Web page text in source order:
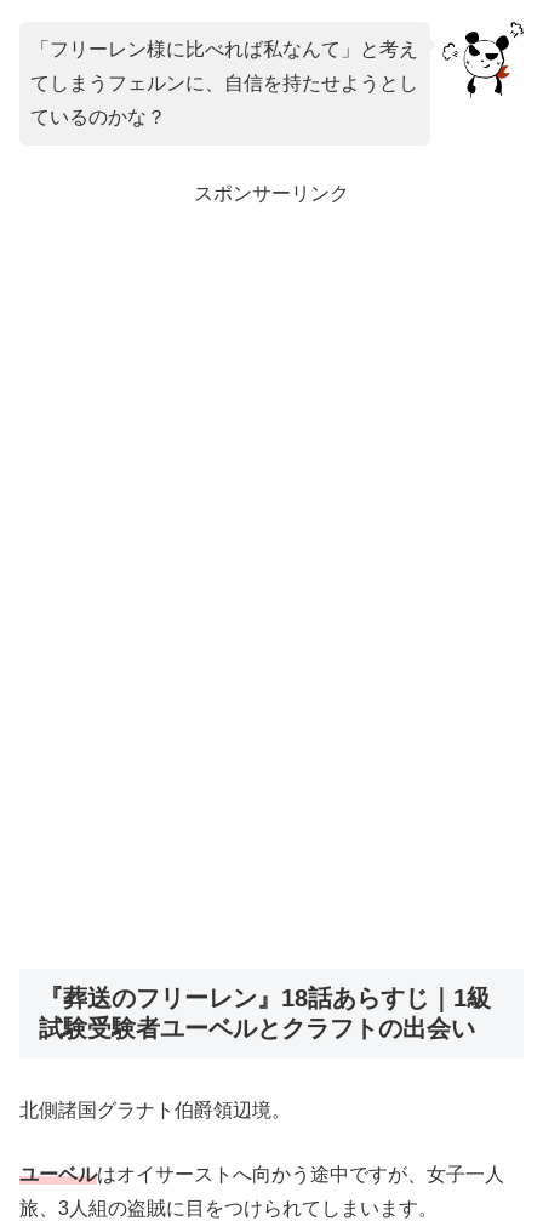
「フリーレン様に比べれば私なんて」と考え
てしまうフェルンに、自信を持たせようとし
ているのかな？
スポンサーリンク
『葬送のフリーレン』18話あらすじ｜1級
試験受験者ユーベルとクラフトの出会い
北側諸国グラナト伯爵領辺境。
ユーベルはオイサーストへ向かう途中ですが、女子一人
旅、3人組の盗賊に目をつけられてしまいます。